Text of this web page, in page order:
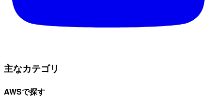
主なカテゴリ
AWSで探す